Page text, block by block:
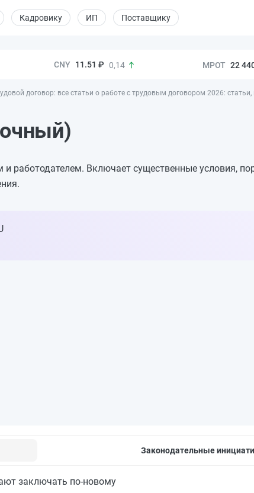
Кадровику ИП Поставщику
11.51 ₽ 0,14 22
договор: все статьи о работе с трудовым договором 2026:
работодателем. Включает существенные условия,
Законодательные
заключать по-новому